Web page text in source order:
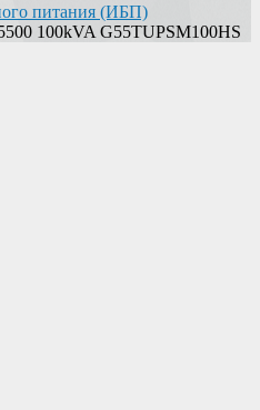
питания (ИБП)
100kVA G55TUPSM100HS